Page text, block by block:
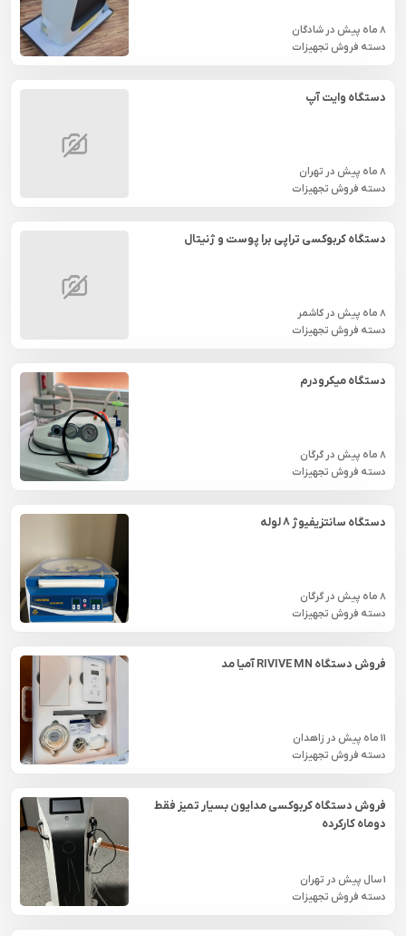
8 ماه پیش در شادگان
دسته فروش تجهیزات
دستگاه وایت آپ
8 ماه پیش در تهران
دسته فروش تجهیزات
دستگاه کربوکسی تراپی برا پوست و ژنیتال
8 ماه پیش در كاشمر
دسته فروش تجهیزات
دستگاه میکرودرم
8 ماه پیش در گرگان
دسته فروش تجهیزات
دستگاه سانتزیفیوژ ۸ لوله
8 ماه پیش در گرگان
دسته فروش تجهیزات
فروش دستگاه RIVIVE MN آمیا مد
11 ماه پیش در زاهدان
دسته فروش تجهیزات
فروش دستگاه کربوکسی مدایون بسیار تمیز فقط
دوماه کارکرده
1 سال پیش در تهران
دسته فروش تجهیزات